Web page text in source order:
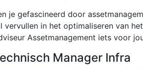
je gefascineerd door
vervullen in het optimaliseren van
Assetmanagement iets voor
Manager Infra